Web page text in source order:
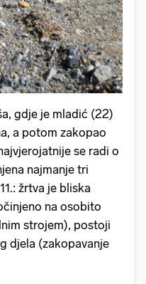
gdje je mladić (22)
a potom zakopao
se radi o
najmanje tri
žrtva je bliska
na osobito
strojem), postoji
djela (zakopavanje